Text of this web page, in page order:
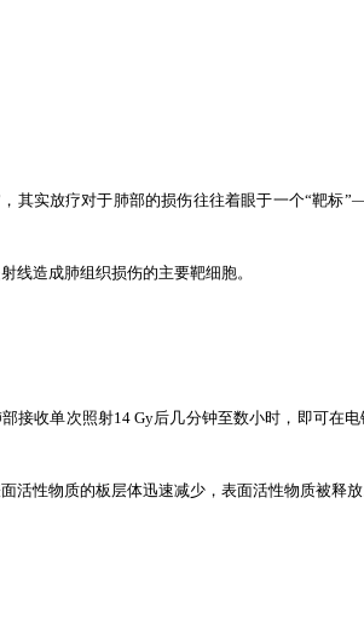
，其实放疗对于肺部的损伤往往着眼于一个“靶
线造成肺组织损伤的主要靶细胞。
接收单次照射14 Gy后几分钟至数小时，即可在
活性物质的板层体迅速减少，表面活性物质被释放